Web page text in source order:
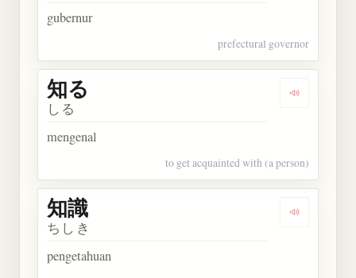
gubernur
prefectural governor
Dengarkan
知る
しる
mengenal
to get acquainted with (a person)
Dengarkan
知識
ちしき
pengetahuan